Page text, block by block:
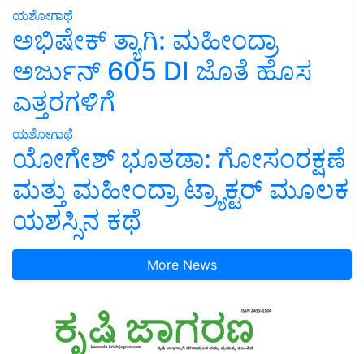
ಯಶೋಗಾಥೆ
ಅಭಿಷೇಕ್ ತ್ಯಾಗಿ: ಮಹೀಂದ್ರಾ
ಅರ್ಜುನ್ 605 DI ಜೊತೆ ಹೊಸ
ಎತ್ತರಗಳಿಗೆ
ಯಶೋಗಾಥೆ
ಯೋಗೇಶ್ ಭೂತಡಾ: ಗೋಸಂರಕ್ಷಣೆ
ಮತ್ತು ಮಹೀಂದ್ರಾ ಟ್ರ್ಯಾಕ್ಟರ್ ಮೂಲಕ
ಯಶಸ್ಸಿನ ಕಥೆ
More News